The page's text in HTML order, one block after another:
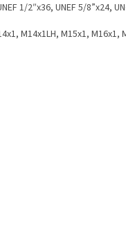
1/2″x36, UNEF 5/8”x24,
M14x1LH, M15x1, M16x1,